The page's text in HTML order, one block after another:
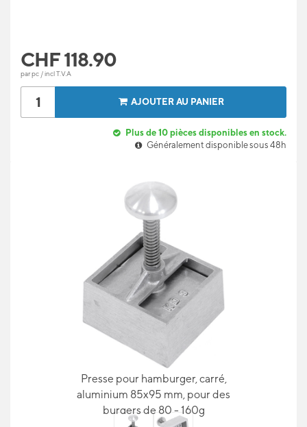
CHF118.90
par pc / incl T.V.A
AJOUTER AU PANIER
Plus de 10 pièces disponibles en stock.
Généralement disponible sous 48h
Presse pour hamburger, carré,
aluminium 85x95 mm, pour des
burgers de 80 - 160g